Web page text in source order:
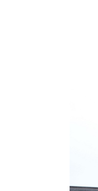
春
旧本
今日